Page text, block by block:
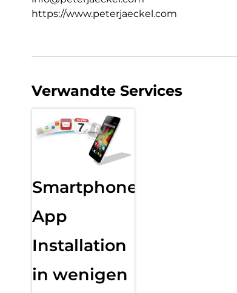
https://www.peterjaeckel.com
Verwandte Services
Smartphone
App
Installation
in wenigen